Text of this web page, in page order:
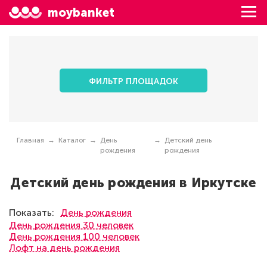
moybanket
ФИЛЬТР ПЛОЩАДОК
Главная Каталог
День
рождения
Детский день
рождения
Детский день рождения в Иркутске
Показать:
День рождения
День рождения 30 человек
День рождения 100 человек
Лофт на день рождения